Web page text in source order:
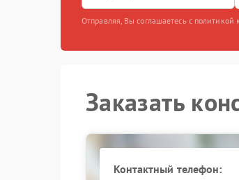
Отправляя, Вы соглашаетесь с политикой
Заказать
Контактный телефон: